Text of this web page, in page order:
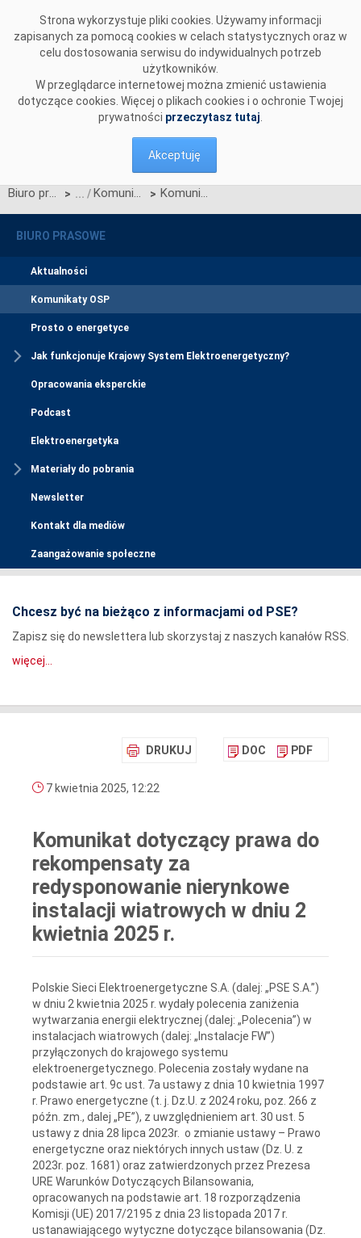
Strona wykorzystuje pliki cookies. Używamy informacji
zapisanych za pomocą cookies w celach statystycznych oraz w
celu dostosowania serwisu do indywidualnych potrzeb
użytkowników.
W przeglądarce internetowej można zmienić ustawienia
dotyczące cookies. Więcej o plikach cookies i o ochronie Twojej
prywatności przeczytasz tutaj
Akceptuję
Biuro prasowe > Komunikaty OSP > Komunikat dotyczący prawa do rekompensaty za redysponowanie nierynkowe instalacji wiatrowych w dniu 2 kwietnia 2025 r.
BIURO PRASOWE
Aktualności
Komunikaty OSP
Prosto o energetyce
Jak funkcjonuje Krajowy System Elektroenergetyczny?
Opracowania eksperckie
Podcast
Elektroenergetyka
Materiały do pobrania
Newsletter
Kontakt dla mediów
Zaangażowanie społeczne
Chcesz być na bieżąco z informacjami od PSE?
Zapisz się do newslettera lub skorzystaj z naszych kanałów RSS.
więcej...
DRUKUJ DOC PDF
7 kwietnia 2025, 12:22
Komunikat dotyczący prawa do
rekompensaty za
redysponowanie nierynkowe
instalacji wiatrowych w dniu 2
kwietnia 2025 r.
Polskie Sieci Elektroenergetyczne S.A. (dalej: „PSE S.A.”)
w dniu 2 kwietnia 2025 r. wydały polecenia zaniżenia
wytwarzania energii elektrycznej (dalej: „Polecenia”) w
instalacjach wiatrowych (dalej: „Instalacje FW”)
przyłączonych do krajowego systemu
elektroenergetycznego. Polecenia zostały wydane na
podstawie art. 9c ust. 7a ustawy z dnia 10 kwietnia 1997
r. Prawo energetyczne (t. j. Dz.U. z 2024 roku, poz. 266 z
późn. zm., dalej „PE”), z uwzględnieniem art. 30 ust. 5
ustawy z dnia 28 lipca 2023r. o zmianie ustawy – Prawo
energetyczne oraz niektórych innych ustaw (Dz. U. z
2023r. poz. 1681) oraz zatwierdzonych przez Prezesa
URE Warunków Dotyczących Bilansowania,
opracowanych na podstawie art. 18 rozporządzenia
Komisji (UE) 2017/2195 z dnia 23 listopada 2017 r.
ustanawiającego wytyczne dotyczące bilansowania (Dz.